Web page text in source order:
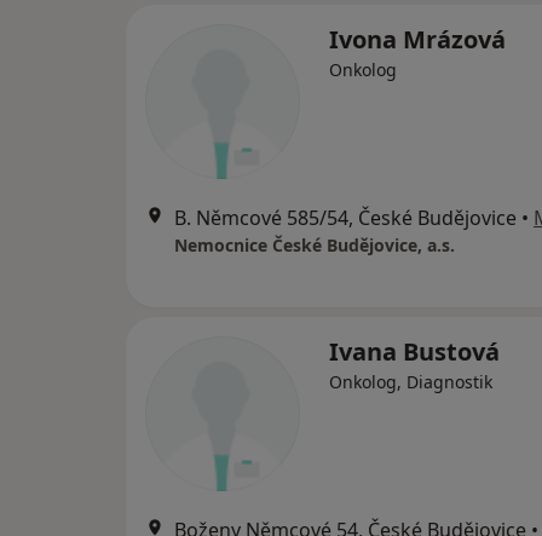
Ivona Mrázová
Onkolog
B. Němcové 585/54, České Budějovice •
Nemocnice České Budějovice, a.s.
Ivana Bustová
Onkolog, Diagnostik
Boženy Němcové 54, České Budějovice •